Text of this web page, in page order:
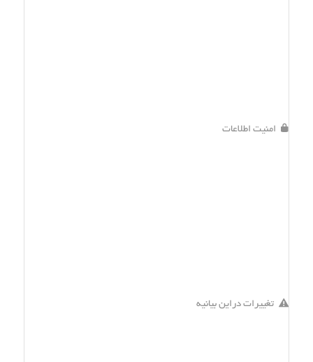
امنیت اطلاعات
تغییرات دراین بیانیه